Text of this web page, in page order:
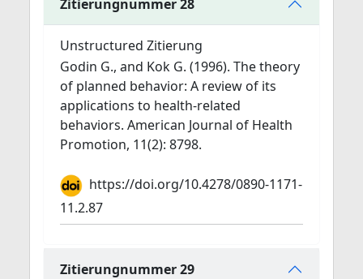
Zitierungnummer 28
Unstructured Zitierung
Godin G., and Kok G. (1996). The theory
of planned behavior: A review of its
applications to health-related
behaviors. American Journal of Health
Promotion, 11(2): 8798.
https://doi.org/10.4278/0890-1171-
11.2.87
Zitierungnummer 29